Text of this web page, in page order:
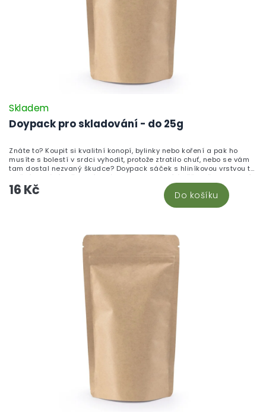
Doypack pro skladování - do 25g
Skladem
16 Kč Do košíku
Znáte to? Koupit si kvalitní konopí, bylinky nebo koření a pak ho
musíte s bolestí v srdci vyhodit, protože ztratilo chuť, nebo se vám
tam dostal nezvaný škudce? Doypack sáček s hliníkovou vrstvou to
změní! Chrání vaše oblíbené produkty jako bílá věž – před vlhkostí,
světlem i vzduchem. ZIP uzávěr, snadné otevření... a hlavně?
Vaše květy a sušené produkty zůstávají čerstvé mnohem déle! To je
pocit, co chcete! Tento doypack je ideální pro skladování až 25 g